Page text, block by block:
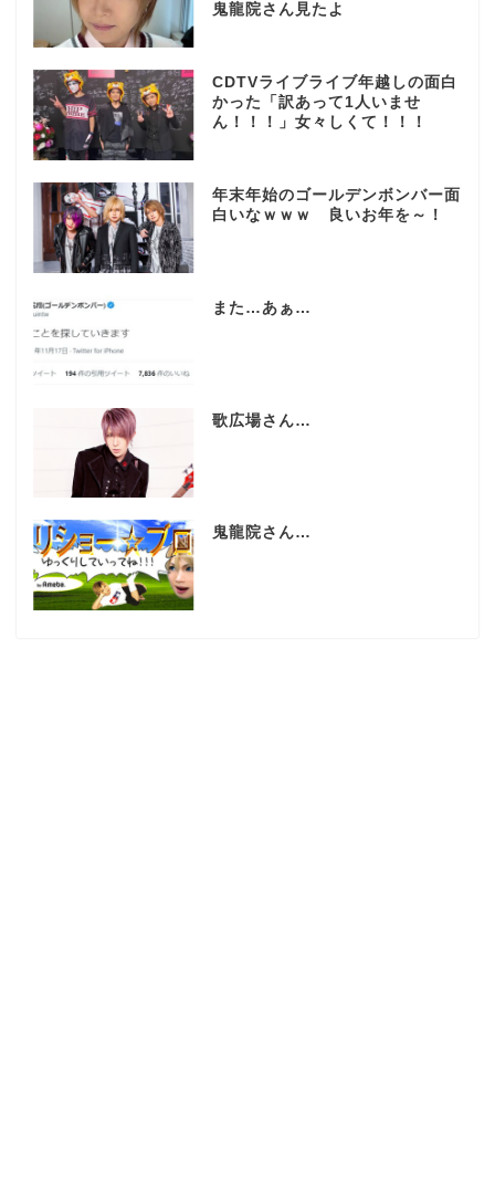
鬼龍院さん見たよ
CDTVライブライブ年越しの面白
かった「訳あって1人いませ
ん！！！」女々しくて！！！
年末年始のゴールデンボンバー面
白いなｗｗｗ 良いお年を～！
また…あぁ…
歌広場さん…
鬼龍院さん…